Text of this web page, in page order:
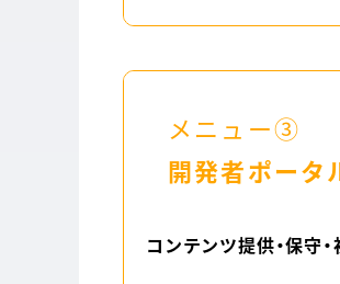
メニュー③
開発者ポータ
コンテンツ提供・保守